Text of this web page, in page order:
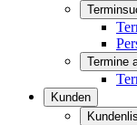
Termine
Kunden